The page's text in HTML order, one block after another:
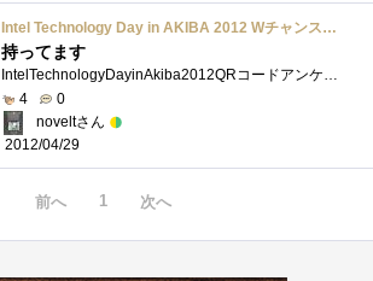
Intel Technology Day in AKIBA 2012 Wチャンスアンケート参加賞 タオル
持ってます
IntelTechnologyDayinAkiba2012QRコードアンケート参加賞アンケートの内容は、前回までの同様のイベント時に紙で行っていたものと同じ今回から、WEBでの�...
4
0
noveltさん
2012/04/29
前へ 1 次へ